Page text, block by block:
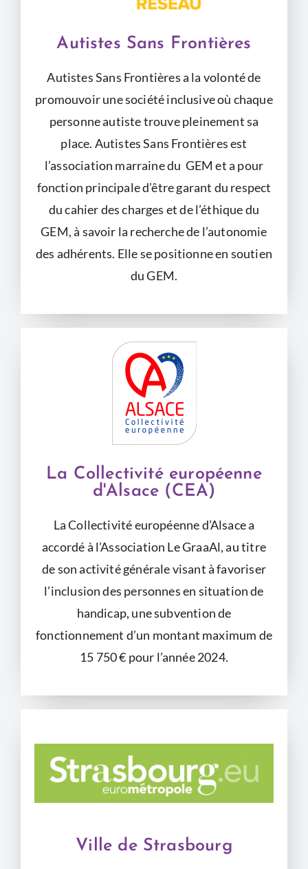
Autistes Sans Frontières
Autistes Sans Frontières a la volonté de
promouvoir une société inclusive où chaque
personne autiste trouve pleinement sa
place. Autistes Sans Frontières est
l’association marraine du GEM et a pour
fonction principale d’être garant du respect
du cahier des charges et de l’éthique du
GEM, à savoir la recherche de l’autonomie
des adhérents. Elle se positionne en soutien
du GEM.
La Collectivité européenne
d'Alsace (CEA)
La Collectivité européenne d’Alsace a
accordé à l’Association Le GraaAl, au titre
de son activité générale visant à favoriser
l’inclusion des personnes en situation de
handicap, une subvention de
fonctionnement d’un montant maximum de
15 750 € pour l’année 2024.
Ville de Strasbourg